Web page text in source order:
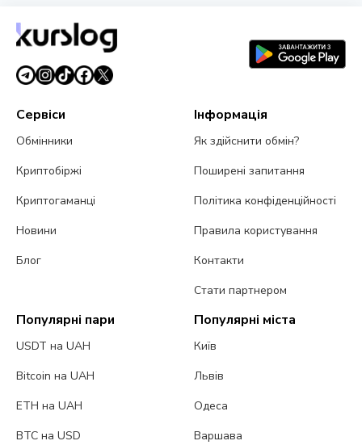
Сервіси
Обмінники
Криптобіржі
Криптогаманці
Новини
Блог
Інформація
Як здійснити обмін?
Поширені запитання
Політика конфіденційності
Правила користування
Контакти
Стати партнером
Популярні пари
USDT на UAH
Bitcoin на UAH
ETH на UAH
BTC на USD
Популярні міста
Київ
Львів
Одеса
Варшава